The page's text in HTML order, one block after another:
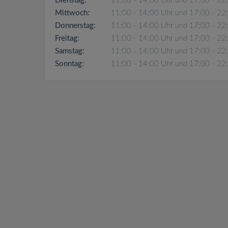
Mittwoch:
11:00 - 14:00 Uhr und 17:00 -
Donnerstag:
11:00 - 14:00 Uhr und 17:00 -
Freitag:
11:00 - 14:00 Uhr und 17:00 -
Samstag:
11:00 - 14:00 Uhr und 17:00 -
Sonntag:
11:00 - 14:00 Uhr und 17:00 -